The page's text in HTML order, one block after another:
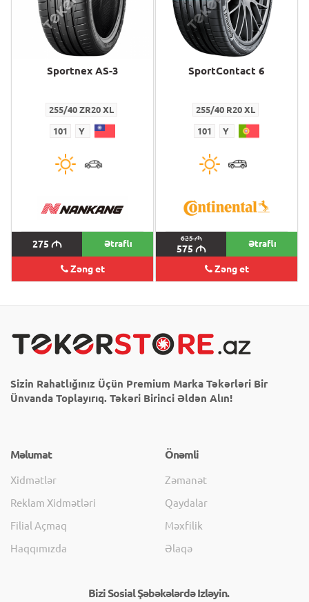
Sportnex AS-3
255/40 ZR20 XL
101 Y
275 M Ətraflı
Zəng et
SportContact 6
255/40 R20 XL
101 Y
625M
575 M Ətraflı
Zəng et
Sizin Rahatlığınız Üçün Premium Marka Təkərləri Bir
Ünvanda Toplayırıq. Təkəri Birinci Əldən Alın!
Məlumat
Xidmətlər
Reklam Xidmətləri
Filial Açmaq
Haqqımızda
Önəmli
Zəmanət
Qaydalar
Məxfilik
Əlaqə
Bizi Sosial Şəbəkələrdə Izləyin.